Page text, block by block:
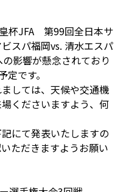
杯JFA 第99回全日本サ
スパ福岡vs. 清水エスパ
影響が懸念されており
です。
しては、天候や交通機
くださいますよう、何
にて発表いたしますの
ただきますようお願い